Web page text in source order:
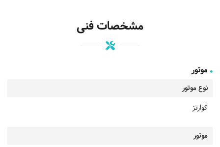
مشخصات فنی
موتور
نوع موتور
کوارتز
موتور